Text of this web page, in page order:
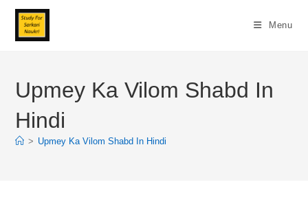
Skip
Content
Menu
Upmey Ka Vilom Shabd In
Hindi
> Upmey Ka Vilom Shabd In Hindi